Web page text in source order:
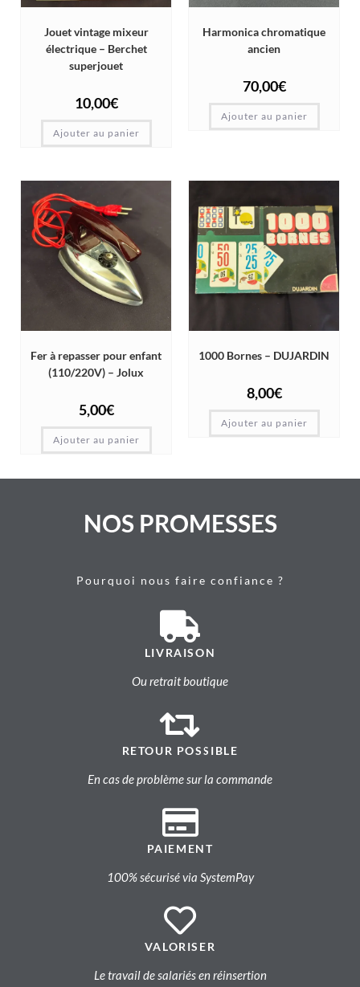
Jouet vintage mixeur
électrique – Berchet
superjouet
10,00€
Ajouter au panier
Harmonica chromatique
ancien
70,00€
Ajouter au panier
Fer à repasser pour enfant
(110/220V) – Jolux
5,00€
Ajouter au panier
1000 Bornes – DUJARDIN
8,00€
Ajouter au panier
NOS PROMESSES
Pourquoi nous faire confiance ?
LIVRAISON
Ou retrait boutique
RETOUR POSSIBLE
En cas de problème sur la commande
PAIEMENT
100% sécurisé via SystemPay
VALORISER
Le travail de salariés en réinsertion